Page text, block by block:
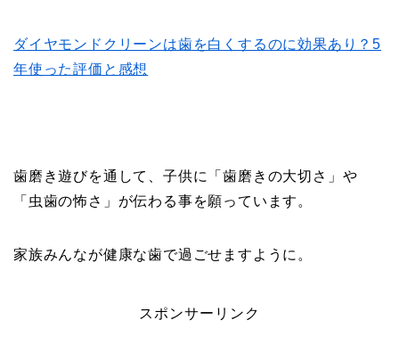
ダイヤモンドクリーンは歯を白くするのに効果あり？5
年使った評価と感想
歯磨き遊びを通して、子供に「歯磨きの大切さ」や
「虫歯の怖さ」が伝わる事を願っています。
家族みんなが健康な歯で過ごせますように。
スポンサーリンク